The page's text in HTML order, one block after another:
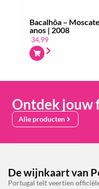
Bacalhôa –
anos | 2008
34,99
Ontdek jouw
Alle producten
De wijnkaart van
Portugal telt veertien officiële